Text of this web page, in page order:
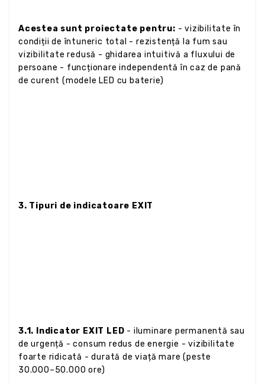
Acestea sunt proiectate pentru: - vizibilitate în
condiții de întuneric total - rezistență la fum sau
vizibilitate redusă - ghidarea intuitivă a fluxului de
persoane - funcționare independentă în caz de pană
de curent (modele LED cu baterie)
3. Tipuri de indicatoare EXIT
3.1. Indicator EXIT LED - iluminare permanentă sau
de urgență - consum redus de energie - vizibilitate
foarte ridicată - durată de viață mare (peste
30.000–50.000 ore)